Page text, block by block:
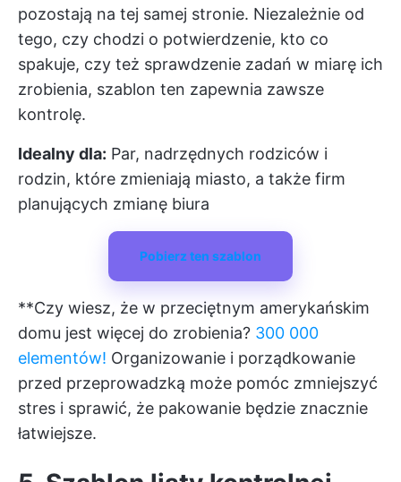
pozostają na tej samej stronie. Niezależnie od
tego, czy chodzi o potwierdzenie, kto co
spakuje, czy też sprawdzenie zadań w miarę ich
zrobienia, szablon ten zapewnia zawsze
kontrolę.
Idealny dla: Par, nadrzędnych rodziców i
rodzin, które zmieniają miasto, a także firm
planujących zmianę biura
Pobierz ten szablon
**Czy wiesz, że w przeciętnym amerykańskim
domu jest więcej do zrobienia? 300 000
elementów! Organizowanie i porządkowanie
przed przeprowadzką może pomóc zmniejszyć
stres i sprawić, że pakowanie będzie znacznie
łatwiejsze.